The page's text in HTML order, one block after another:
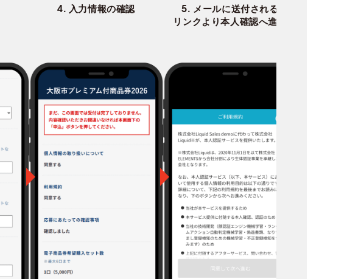
4. 入力情報の確認
5. メールに送付される
リンクより本人確認へ進む